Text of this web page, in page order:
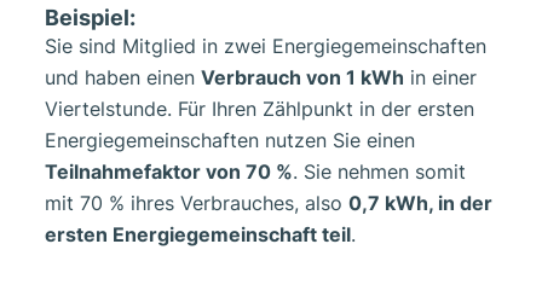
Beispiel:
Sie sind Mitglied in zwei Energiegemeinschaften
und haben einen Verbrauch von 1 kWh in einer
Viertelstunde. Für Ihren Zählpunkt in der ersten
Energiegemeinschaften nutzen Sie einen
Teilnahmefaktor von 70 %. Sie nehmen somit
mit 70 % ihres Verbrauches, also 0,7 kWh, in der
ersten Energiegemeinschaft teil.